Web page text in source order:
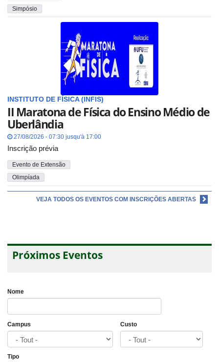
Simpósio
INSTITUTO DE FÍSICA (INFIS)
II Maratona de Física do Ensino Médio de
Uberlândia
27/08/2026 - 07:30 jusqu'à 17:00
Inscrição prévia
Evento de Extensão
Olimpíada
VEJA TODOS OS EVENTOS COM INSCRIÇÕES ABERTAS
Próximos Eventos
Nome
Campus Custo
Tipo